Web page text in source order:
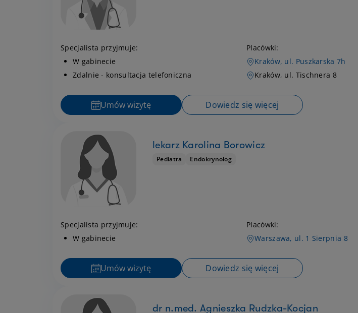
Specjalista przyjmuje:
W gabinecie
Zdalnie - konsultacja telefoniczna
Placówki:
Kraków, ul. Puszkarska 7h
Kraków, ul. Tischnera 8
Umów wizytę Dowiedz się więcej
lekarz Karolina Borowicz
Pediatra Endokrynolog
Specjalista przyjmuje:
W gabinecie
Placówki:
Warszawa, ul. 1 Sierpnia 8
Umów wizytę Dowiedz się więcej
dr n.med. Agnieszka Rudzka-Kocjan